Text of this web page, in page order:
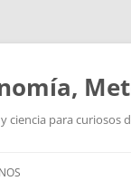
para curiosos